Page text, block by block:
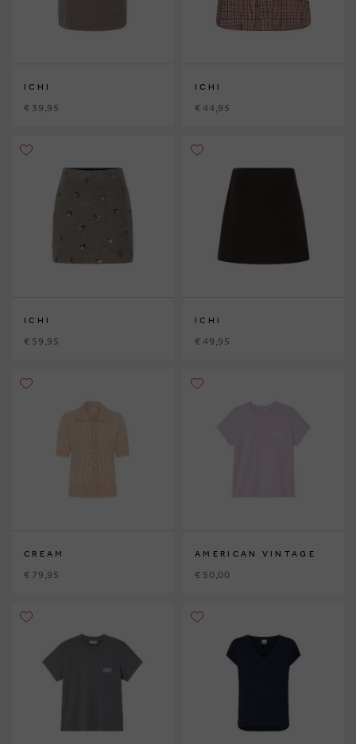
ICHI
€ 39,95
ICHI
€ 44,95
ICHI
€ 59,95
ICHI
€ 49,95
CREAM
€ 79,95
AMERICAN VINTAGE
€ 50,00